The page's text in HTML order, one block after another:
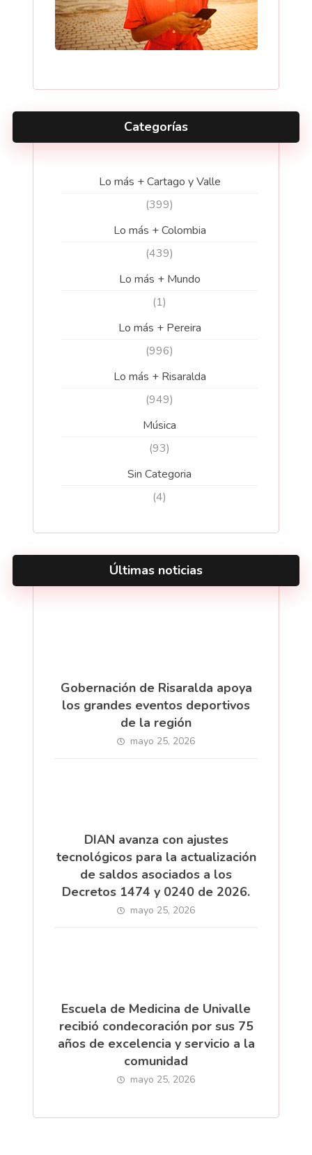
Categorías
Lo más + Cartago y Valle
(399)
Lo más + Colombia
(439)
Lo más + Mundo
(1)
Lo más + Pereira
(996)
Lo más + Risaralda
(949)
Música
(93)
Sin Categoria
(4)
Últimas noticias
Gobernación de Risaralda apoya
los grandes eventos deportivos
de la región
mayo 25, 2026
DIAN avanza con ajustes
tecnológicos para la actualización
de saldos asociados a los
Decretos 1474 y 0240 de 2026.
mayo 25, 2026
Escuela de Medicina de Univalle
recibió condecoración por sus 75
años de excelencia y servicio a la
comunidad
mayo 25, 2026